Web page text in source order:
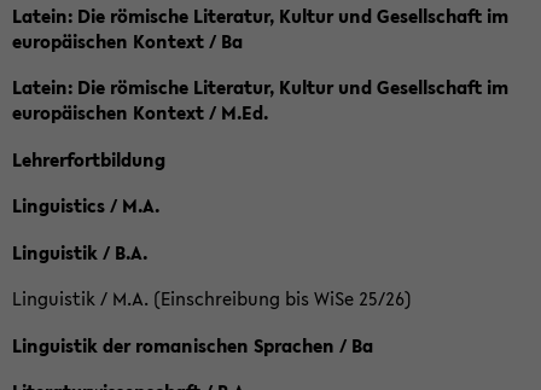
Latein: Die römische Literatur, Kultur und Gesellschaft im
europäischen Kontext / Ba
Latein: Die römische Literatur, Kultur und Gesellschaft im
europäischen Kontext / M.Ed.
Lehrerfortbildung
Linguistics / M.A.
Linguistik / B.A.
Linguistik / M.A. (Einschreibung bis WiSe 25/26)
Linguistik der romanischen Sprachen / Ba